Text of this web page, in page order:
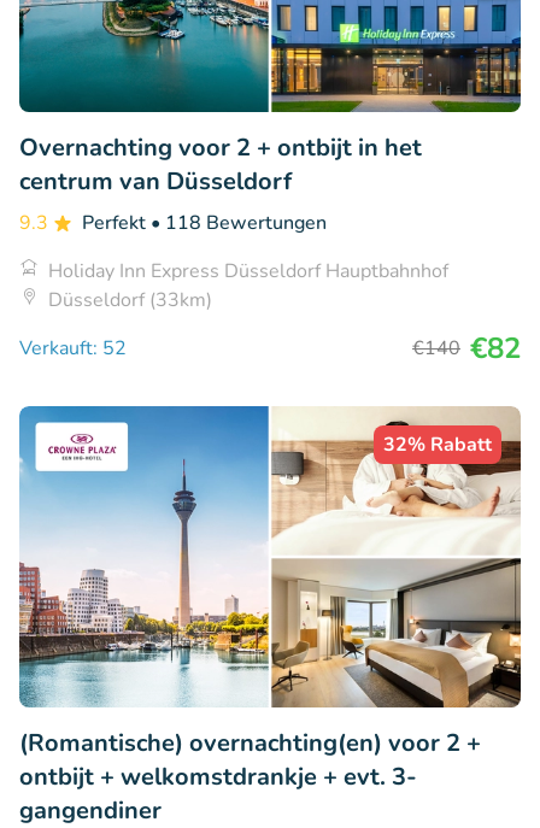
Overnachting voor 2 + ontbijt in het
centrum van Düsseldorf
9.3 Perfekt • 118 Bewertungen
Holiday Inn Express Düsseldorf Hauptbahnhof
Düsseldorf (33km)
Verkauft: 52
€140 €82
32% Rabatt
(Romantische) overnachting(en) voor 2 +
ontbijt + welkomstdrankje + evt. 3-
gangendiner